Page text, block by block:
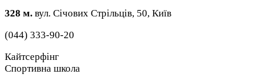
328 м. вул. Січових Стрільців, 50, Київ
(044) 333-90-20
Кайтсерфінг
Спортивна школа